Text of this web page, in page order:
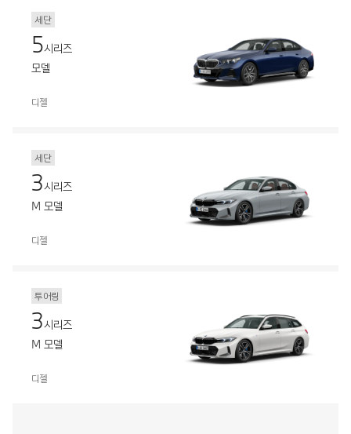
세단
5시리즈
모델
디젤
세단
3시리즈
M 모델
디젤
투어링
3시리즈
M 모델
디젤